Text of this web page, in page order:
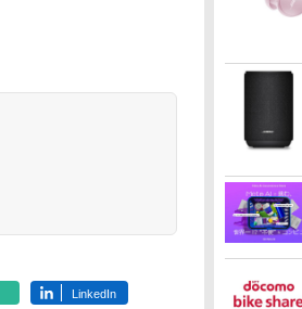
LinkedIn